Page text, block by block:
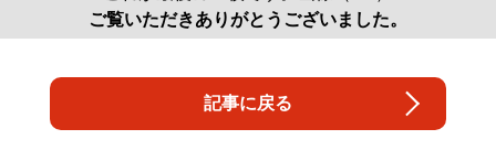
ご覧いただきありがとうございました。
記事に戻る